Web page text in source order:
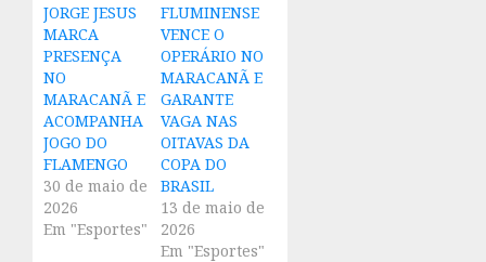
JORGE JESUS
MARCA
PRESENÇA
NO
MARACANÃ E
ACOMPANHA
JOGO DO
FLAMENGO
30 de maio de
2026
Em "Esportes"
FLUMINENSE
VENCE O
OPERÁRIO NO
MARACANÃ E
GARANTE
VAGA NAS
OITAVAS DA
COPA DO
BRASIL
13 de maio de
2026
Em "Esportes"